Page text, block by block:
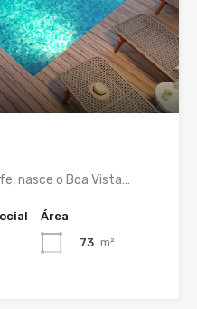
nasce o Boa Vista…
Área
73 m²